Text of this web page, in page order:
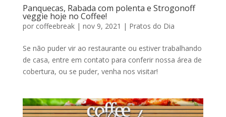
Panquecas, Rabada com polenta e Strogonoff
veggie hoje no Coffee!
por coffeebreak| nov 9, 2021 | Pratos do Dia
Se não puder vir ao restaurante ou estiver trabalhando
de casa, entre em contato para conferir nossa área de
cobertura, ou se puder, venha nos visitar!